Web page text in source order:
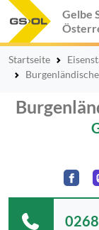
Gelbe
Startseite